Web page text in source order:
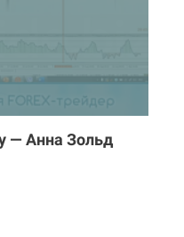
— Анна Зольд